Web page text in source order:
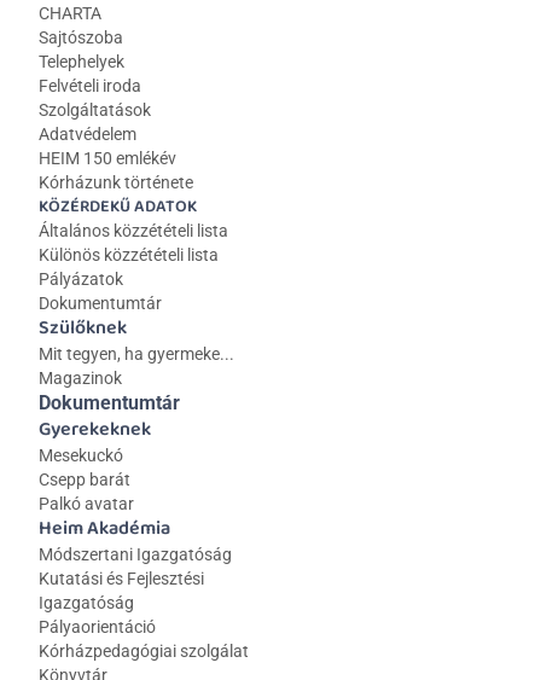
CHARTA
Sajtószoba
Telephelyek
Felvételi iroda
Szolgáltatások
Adatvédelem
HEIM 150 emlékév
Kórházunk története
KÖZÉRDEKŰ ADATOK
Általános közzétételi lista
Különös közzétételi lista
Pályázatok
Dokumentumtár
Szülőknek
Mit tegyen, ha gyermeke...
Magazinok
Gyerekeknek
Mesekuckó
Csepp barát
Palkó avatar
Heim Akadémia
Módszertani Igazgatóság
Kutatási és Fejlesztési
Igazgatóság
Pályaorientáció
Kórházpedagógiai szolgálat
Könyvtár
Dokumentumtár